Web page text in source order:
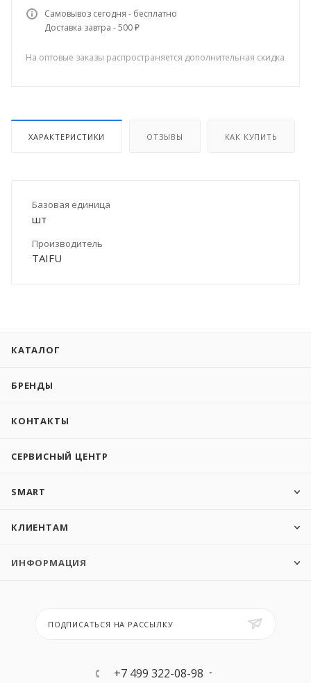
Самовывоз сегодня - бесплатно
Доставка завтра - 500 ₽
На оптовые заказы распространяется дополнительная скидка
ХАРАКТЕРИСТИКИ ОТЗЫВЫ КАК КУПИТЬ
Базовая единица
шт
Производитель
TAIFU
КАТАЛОГ
БРЕНДЫ
КОНТАКТЫ
СЕРВИСНЫЙ ЦЕНТР
SMART
КЛИЕНТАМ
ИНФОРМАЦИЯ
ПОДПИСАТЬСЯ НА РАССЫЛКУ
+7 499 322-08-98